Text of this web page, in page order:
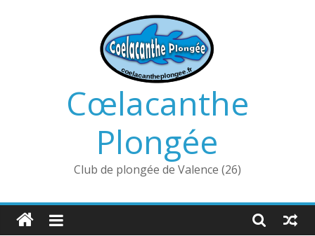
Cœlacanthe
Plongée
Club de plongée de Valence (26)